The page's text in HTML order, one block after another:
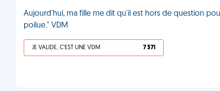
Aujourd'hui, ma fille me dit qu'il est hors de question
poilue." VDM
JE VALIDE, C'EST UNE VDM 7 371